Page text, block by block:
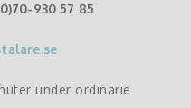
930 57 85
under ordinarie